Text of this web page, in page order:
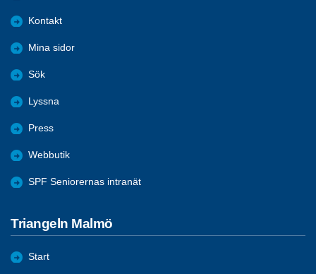
Kontakt
Mina sidor
Sök
Lyssna
Press
Webbutik
SPF Seniorernas intranät
Triangeln Malmö
Start